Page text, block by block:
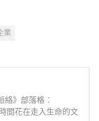
業
絡》部落格：
間花在走入生命的文